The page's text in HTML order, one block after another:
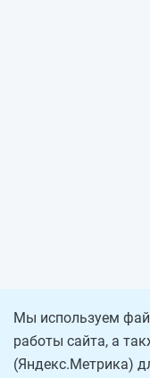
Мы используем
работы сайта, а
(Яндекс.Метрика)